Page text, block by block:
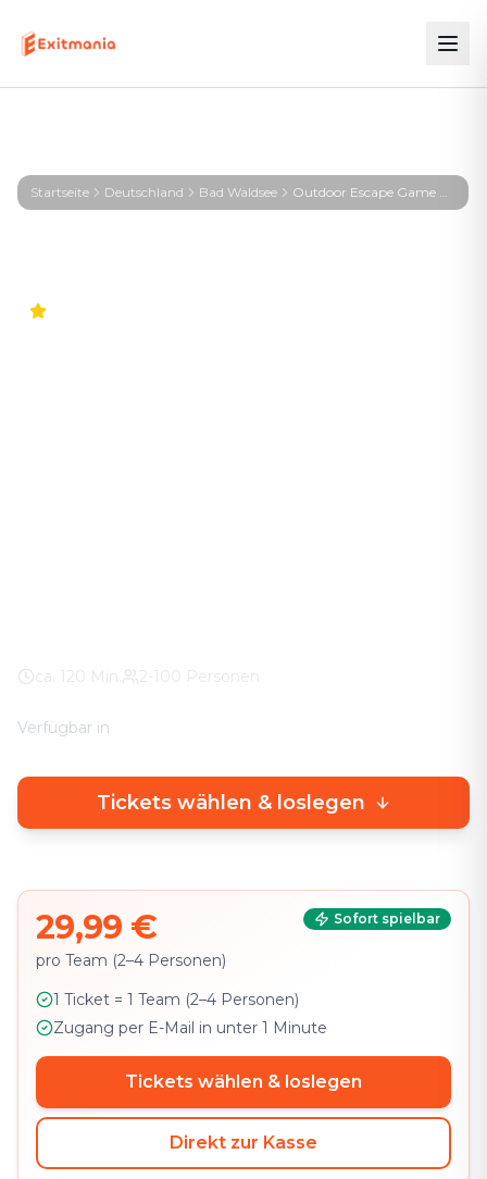
Startseite Deutschland Bad Waldsee Outdoor Escape Game Bad Waldsee – KIRA – Signal aus der Tiefe
ca. 120 Min. 2-100 Personen
Verfügbar in
Tickets wählen & loslegen
29,99 €
pro Team (2–4 Personen)
Sofort spielbar
1 Ticket = 1 Team (2–4 Personen)
Zugang per E-Mail in unter 1 Minute
Tickets wählen & loslegen
Direkt zur Kasse